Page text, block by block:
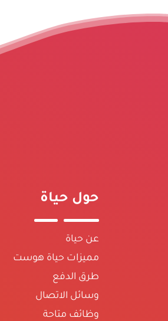
حول حياة
عن حياة
مميزات حياة هوست
طرق الدفع
وسائل الاتصال
وظائف متاحة